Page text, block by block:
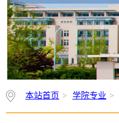
本站首页 > 学院专业 >